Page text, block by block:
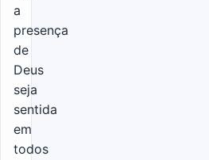
a
presença
de
Deus
seja
sentida
em
todos